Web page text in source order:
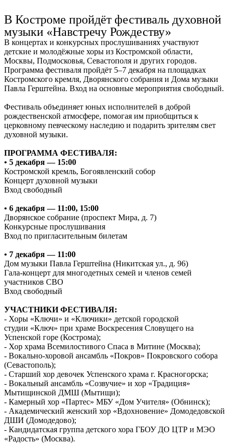
В Костроме пройдёт фестиваль духовной
музыки «Навстречу Рождеству»
В концертах и конкурсных прослушиваниях участвуют
детские и молодёжные хоры из Костромской области,
Москвы, Подмосковья, Севастополя и других городов.
Программа фестиваля пройдёт 5–7 декабря на площадках
Костромского кремля, Дворянского собрания и Дома музыки
Павла Герштейна. Вход на основные мероприятия свободный.
Фестиваль объединяет юных исполнителей в доброй
рождественской атмосфере, помогая им приобщиться к
церковному певческому наследию и подарить зрителям свет
духовной музыки.
ПРОГРАММА ФЕСТИВАЛЯ:
• 5 декабря — 15:00
Костромской кремль, Богоявленский собор
Концерт духовной музыки
Вход свободный
• 6 декабря — 11:00, 15:00
Дворянское собрание (проспект Мира, д. 7)
Конкурсные прослушивания
Вход по пригласительным билетам
• 7 декабря — 11:00
Дом музыки Павла Герштейна (Никитская ул., д. 96)
Гала-концерт для многодетных семей и членов семей
участников СВО
Вход свободный
УЧАСТНИКИ ФЕСТИВАЛЯ:
- Хоры «Ключи» и «Ключики» детской городской
студии «Ключ» при храме Воскресения Словущего на
Успенской горе (Кострома);
- Хор храма Всемилостивого Спаса в Митине (Москва);
- Вокально-хоровой ансамбль «Покров» Покровского собора
(Севастополь);
- Старший хор девочек Успенского храма г. Красногорска;
- Вокальный ансамбль «Созвучие» и хор «Традиция»
Мытищинской ДМШ (Мытищи);
- Камерный хор «Партес» МБУ «Дом Учителя» (Обнинск);
- Академический женский хор «Вдохновение» Домодедовской
ДШИ (Домодедово);
- Кандидатская группа детского хора ГБОУ ДО ЦТР и МЭО
«Радость» (Москва).